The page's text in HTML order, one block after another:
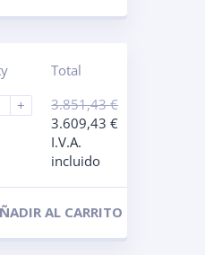
+
Total
3.851,43€
3.609,43€
I.V.A.
incluido
AL CARRITO